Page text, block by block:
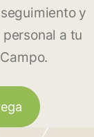
y
a tu